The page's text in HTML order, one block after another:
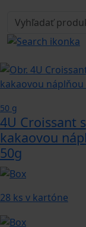
50 g
4U Croissant s
kakaovou
50g
28 ks v kartóne